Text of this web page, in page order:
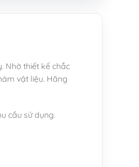
Nhờ thiết kế chắc
vật liệu. Hãng
cầu sử dụng.